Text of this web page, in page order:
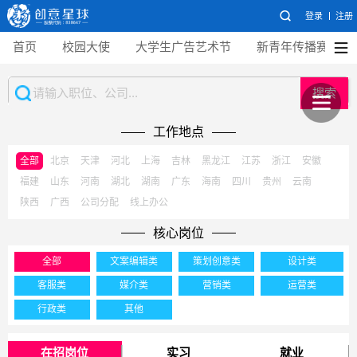
登录 注册
首页 校园大使 大学生广告艺术节 新青年传播赛
搜索
工作地点
全部 北京 天津 河北 上海 吉林 黑龙江 江苏 浙江
安徽
福建
山东 河南 湖北 湖南 广东 海南 四川 贵州
云南
陕西
广西 公司分配 线上办公
核心岗位
全部 文案编辑类 策划创意类 设计类
客服类 媒介类 营销类 运营类
行政类 其他
在招岗位 实习 就业